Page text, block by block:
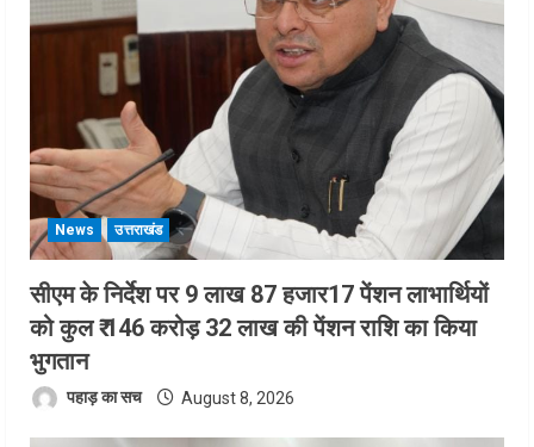
News उत्तराखंड
सीएम के निर्देश पर 9 लाख 87 हजार17 पेंशन लाभार्थियों
को कुल ₹ 146 करोड़ 32 लाख की पेंशन राशि का किया
भुगतान
पहाड़ का सच August 8, 2026